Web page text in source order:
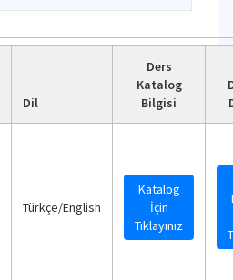
Dil
Ders
Katalog
Bilgisi
Türkçe/English
Katalog
İçin
Tıklayınız